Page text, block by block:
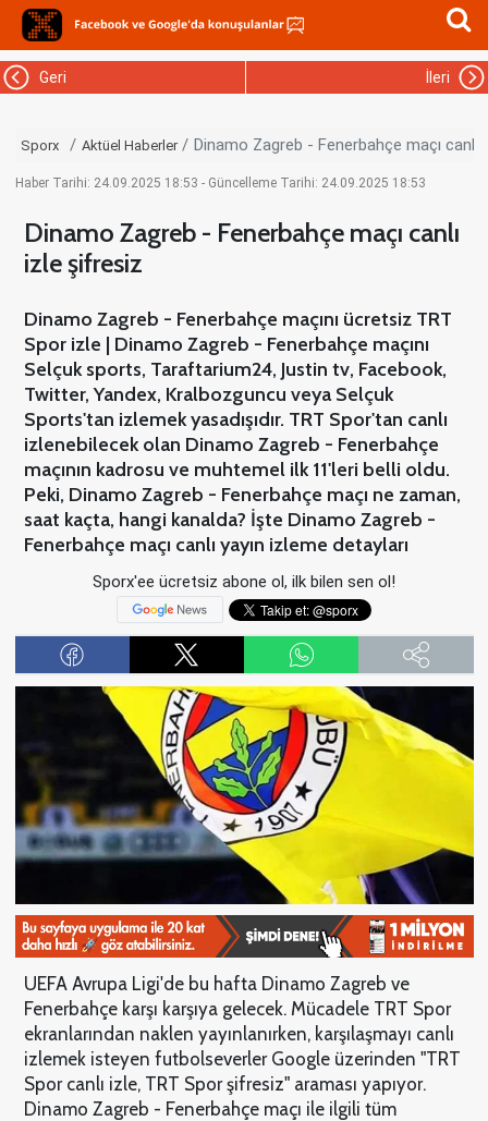
Geri İleri
Sporx Aktüel Haberler Dinamo Zagreb - Fenerbahçe maçı
Haber Tarihi: 24.09.2025 18:53 - Güncelleme Tarihi: 24.09.2025 18:53
Dinamo Zagreb - Fenerbahçe maçı canlı
izle şifresiz
Dinamo Zagreb - Fenerbahçe maçını ücretsiz TRT
Spor izle | Dinamo Zagreb - Fenerbahçe maçını
Selçuk sports, Taraftarium24, Justin tv, Facebook,
Twitter, Yandex, Kralbozguncu veya Selçuk
Sports'tan izlemek yasadışıdır. TRT Spor'tan canlı
izlenebilecek olan Dinamo Zagreb - Fenerbahçe
maçının kadrosu ve muhtemel ilk 11'leri belli oldu.
Peki, Dinamo Zagreb - Fenerbahçe maçı ne zaman,
saat kaçta, hangi kanalda? İşte Dinamo Zagreb -
Fenerbahçe maçı canlı yayın izleme detayları
Sporx'ee ücretsiz abone ol, ilk bilen sen ol!
UEFA Avrupa Ligi'de bu hafta Dinamo Zagreb ve
Fenerbahçe karşı karşıya gelecek. Mücadele TRT Spor
ekranlarından naklen yayınlanırken, karşılaşmayı canlı
izlemek isteyen futbolseverler Google üzerinden "TRT
Spor canlı izle, TRT Spor şifresiz" araması yapıyor.
Dinamo Zagreb - Fenerbahçe maçı ile ilgili tüm